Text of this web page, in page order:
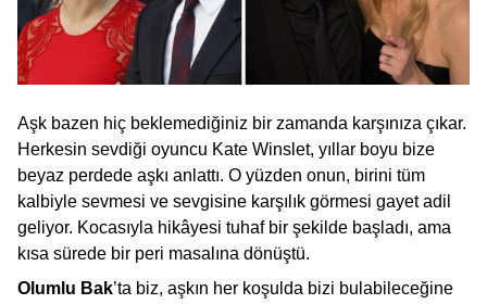
Aşk bazen hiç beklemediğiniz bir zamanda karşınıza çıkar.
Herkesin sevdiği oyuncu Kate Winslet, yıllar boyu bize
beyaz perdede aşkı anlattı. O yüzden onun, birini tüm
kalbiyle sevmesi ve sevgisine karşılık görmesi gayet adil
geliyor. Kocasıyla hikâyesi tuhaf bir şekilde başladı, ama
kısa sürede bir peri masalına dönüştü.
Olumlu Bak’ta biz, aşkın her koşulda bizi bulabileceğine